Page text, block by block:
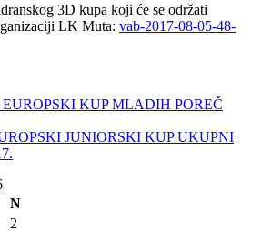
3D kupa koji će se održati
LK Muta: vab-2017-08-05-48-
EUROPSKI KUP MLADIH POREČ
JUNIORSKI KUP UKUPNI
N
2